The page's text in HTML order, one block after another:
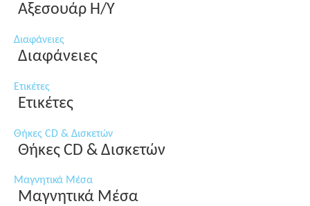
Αξεσουάρ Η/Υ
Διαφάνειες
Διαφάνειες
Ετικέτες
Ετικέτες
Θήκες CD & Δισκετών
Θήκες CD & Δισκετών
Μαγνητικά Μέσα
Μαγνητικά Μέσα